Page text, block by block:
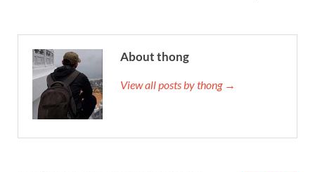
About thong
View all posts by thong →